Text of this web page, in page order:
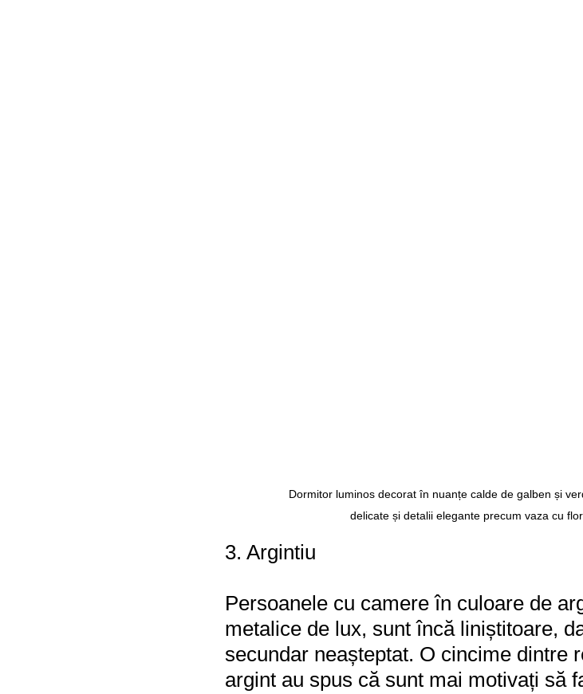
Dormitor luminos decorat în nuanțe calde de galben și
delicate și detalii elegante precum vaza cu
3. Argintiu
Persoanele cu camere în culoare de
metalice de lux, sunt încă liniștitoare,
secundar neașteptat. O cincime dintre
argint au spus că sunt mai motivați să